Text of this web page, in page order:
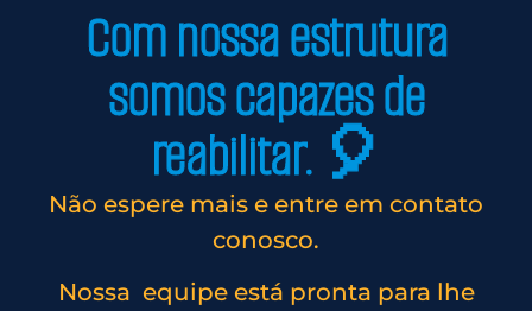
Com nossa estrutura
somos capazes de
reabilitar. 🎈
Não espere mais e entre em contato
conosco.
Nossa equipe está pronta para lhe